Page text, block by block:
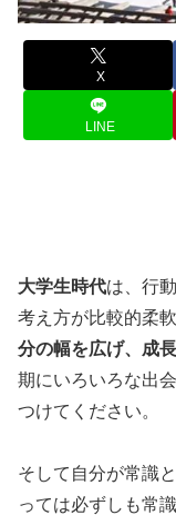
X
LINE
大学生時代は、行
考え方が比較的柔
分の幅を広げ、成
期にいろいろな出
つけてください。
そして自分が常識
っては必ずしも常